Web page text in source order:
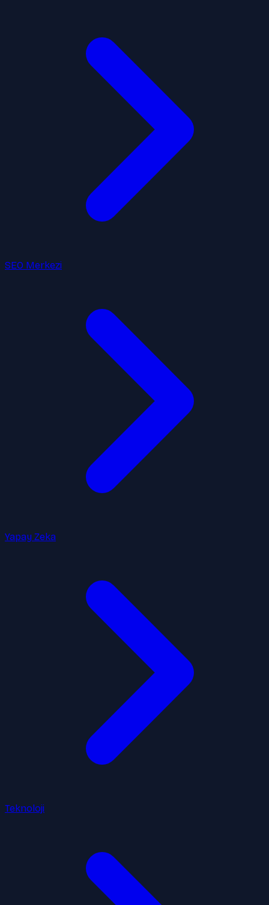
SEO Merkezi
Yapay Zeka
Teknoloji